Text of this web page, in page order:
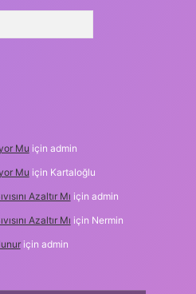
Mu için admin
Mu için Kartaloğlu
Azaltır Mı için admin
Azaltır Mı için Nermin
için admin